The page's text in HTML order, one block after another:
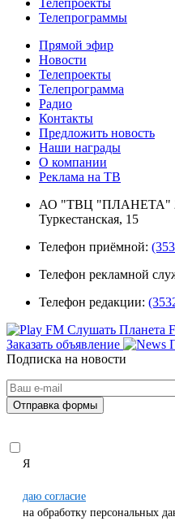
Телепроекты
Телепрограммы
Прямой эфир
Новости
Телепроекты
Телепрограмма
Радио
Контакты
Предложить новость
Наши награды
О компании
Реклама на ТВ
АО "ТВЦ "ПЛАНЕТА"
Туркестанская, 15
Телефон приёмной:
Телефон рекламной
Телефон редакции:
Слушать Планета
Заказать объявление
Подписка на новости
Я
даю согласие
на обработку персональных